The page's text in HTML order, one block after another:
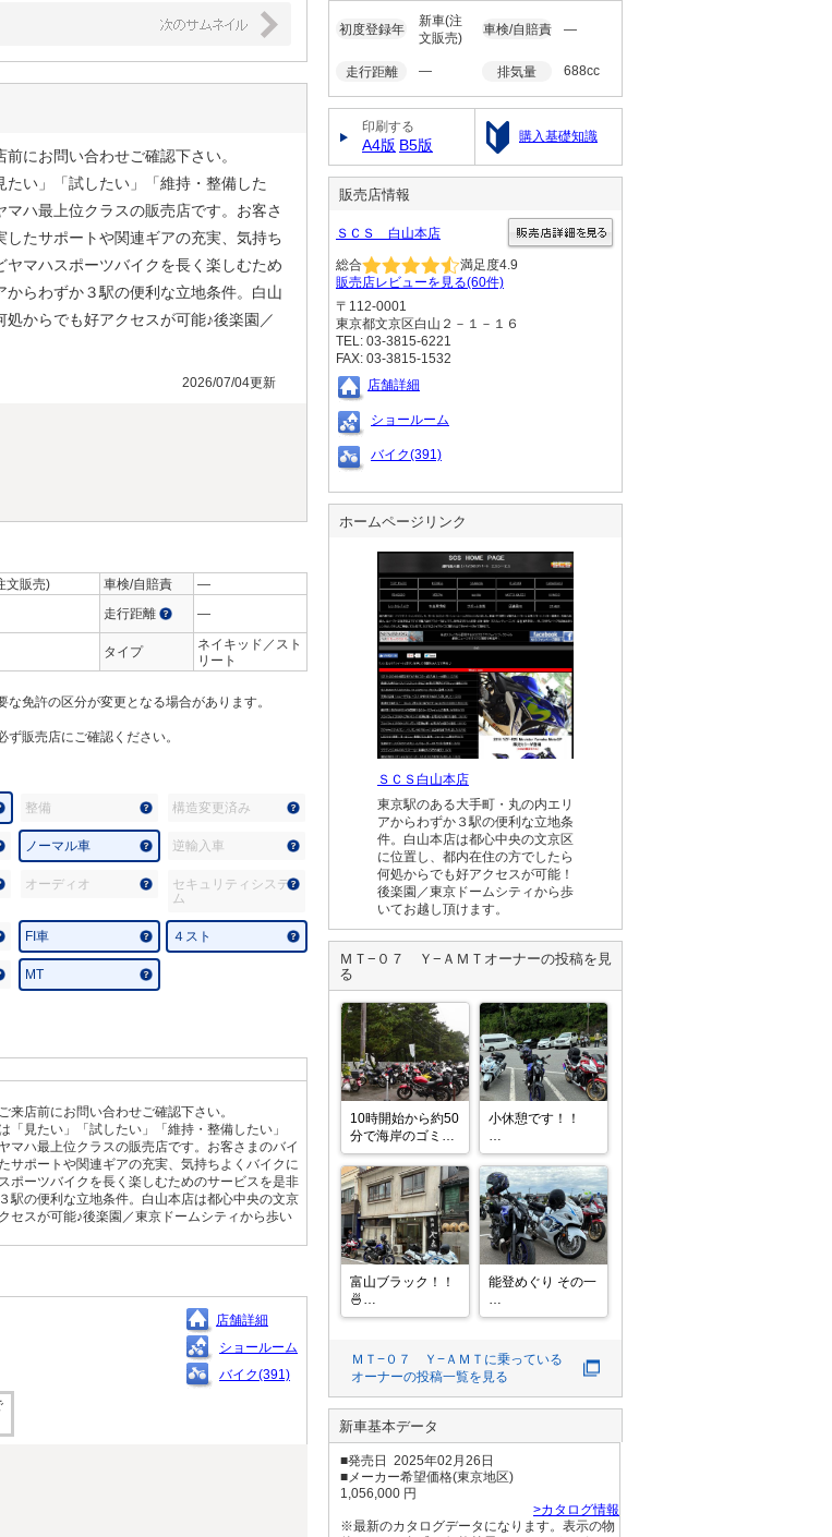
にお問い合わせご確認下さい。
い」「試したい」「維持・整備した
ハ最上位クラスの販売店です。お客さ
たサポートや関連ギアの充実、気持ち
マハスポーツバイクを長く楽しむため
らわずか３駅の便利な立地条件。白山
からでも好アクセスが可能♪後楽園／
2026/07/04更新
文販売) 車検/自賠責
―
走行距離 ―
タイプ
ネイキッド／スト
リート
免許の区分が変更となる場合があります。
販売店にご確認ください。
整備 構造変更済み
ノーマル車 逆輸入車
オーディオ
セキュリティシステ
ム
FI車 ４スト
MT
店前にお問い合わせご確認下さい。
見たい」「試したい」「維持・整備したい」
マハ最上位クラスの販売店です。お客さまのバイ
サポートや関連ギアの充実、気持ちよくバイクに
ポーツバイクを長く楽しむためのサービスを是非
駅の便利な立地条件。白山本店は都心中央の文京
セスが可能♪後楽園／東京ドームシティから歩い
店舗詳細
ショールーム
バイク(391)
初度登録年
新車(注
文販売)
車検/自賠責 ―
走行距離 ― 排気量 688cc
印刷する
A4版 B5版 購入基礎知識
販売店情報
ＳＣＳ 白山本店
総合 満足度4.9
販売店レビューを見る(60件)
〒112-0001
東京都文京区白山２－１－１６
TEL: 03-3815-6221
FAX: 03-3815-1532
店舗詳細
ショールーム
バイク(391)
ホームページリンク
ＳＣＳ白山本店
東京駅のある大手町・丸の内エリ
アからわずか３駅の便利な立地条
件。白山本店は都心中央の文京区
に位置し、都内在住の方でしたら
何処からでも好アクセスが可能！
後楽園／東京ドームシティから歩
いてお越し頂けます。
ＭＴ−０７ Ｙ−ＡＭＴ オーナーの投稿を見
る
10時開始から約50
分で海岸のゴミ拾
い完了。
この後ステージイ
ベント。
#ラブジアース
#ラブジアースミ
ーティング
#沼津市
小休憩です！！
#アフターSSTR
富山ブラック！！
🍜
初めて食べまし
味が濃くてめちゃ
くちゃ美味しかっ
たです😋👍👍
能登めぐり その一
めちゃくちゃ順調
すが・・・
#SSTR
ＭＴ−０７ Ｙ−ＡＭＴ に乗っている
オーナーの投稿一覧を見る
新車基本データ
■発売日 2025年02月26日
■メーカー希望価格(東京地区)
1,056,000 円
>カタログ情報
※最新のカタログデータになります。表示の物